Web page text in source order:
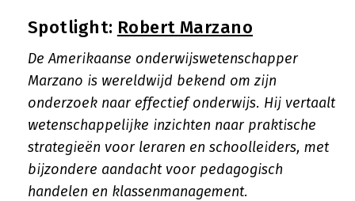
Spotlight: Robert Marzano
De Amerikaanse onderwijswetenschapper
Marzano is wereldwijd bekend om zijn
onderzoek naar effectief onderwijs. Hij vertaalt
wetenschappelijke inzichten naar praktische
strategieën voor leraren en schoolleiders, met
bijzondere aandacht voor pedagogisch
handelen en klassenmanagement.